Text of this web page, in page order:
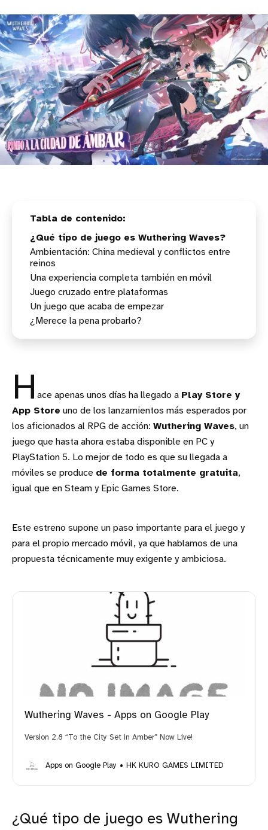
¿Qué tipo de juego es Wuthering Waves?
Ambientación: China medieval y conflictos entre
reinos
Una experiencia completa también en móvil
Peso y requisitos
Juego cruzado entre plataformas
Un juego que acaba de empezar
¿Merece la pena probarlo?
H ace apenas unos días ha llegado a Play Store y
App Store uno de los lanzamientos más esperados por
los aficionados al RPG de acción: Wuthering Waves, un
juego que hasta ahora estaba disponible en PC y
PlayStation 5. Lo mejor de todo es que su llegada a
móviles se produce de forma totalmente gratuita,
igual que en Steam y Epic Games Store.
Este estreno supone un paso importante para el juego y
para el propio mercado móvil, ya que hablamos de una
propuesta técnicamente muy exigente y ambiciosa.
Wuthering Waves - Apps on Google Play
Version 2.8 “To the City Set in Amber” Now Live!
Apps on Google Play HK KURO GAMES LIMITED
¿Qué tipo de juego es Wuthering